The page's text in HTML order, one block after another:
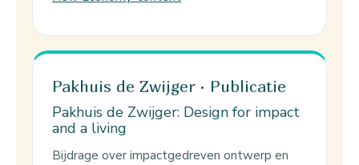
Pakhuis de Zwijger · Publicatie
Pakhuis de Zwijger: Design for impact
and a living
Bijdrage over impactgedreven ontwerp en